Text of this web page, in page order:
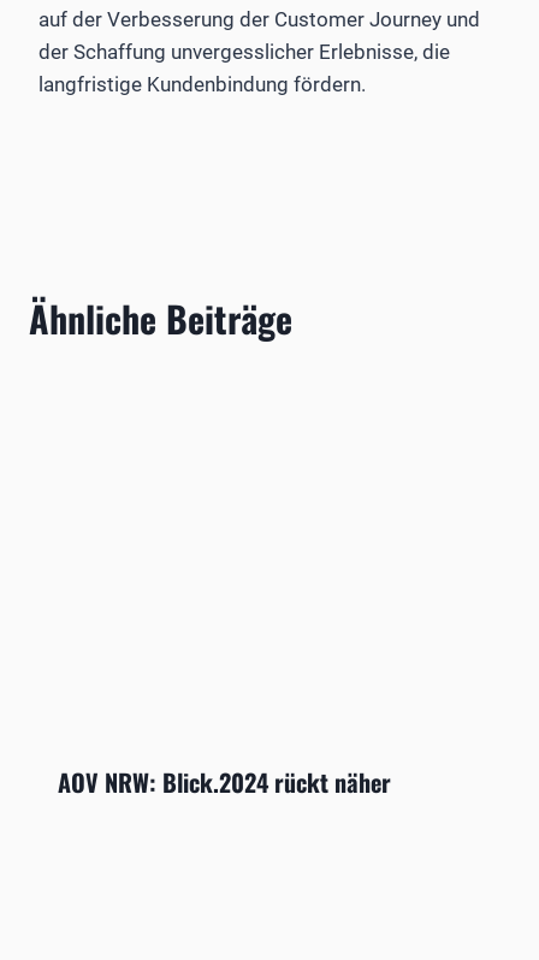
auf der Verbesserung der Customer Journey und
der Schaffung unvergesslicher Erlebnisse, die
langfristige Kundenbindung fördern.
Ähnliche Beiträge
AOV NRW: Blick.2024 rückt näher